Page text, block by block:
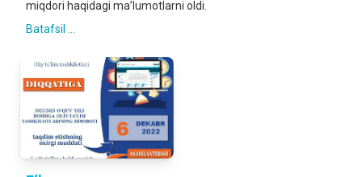
miqdori haqidagi ma’lumotlarni oldi.
Batafsil ...